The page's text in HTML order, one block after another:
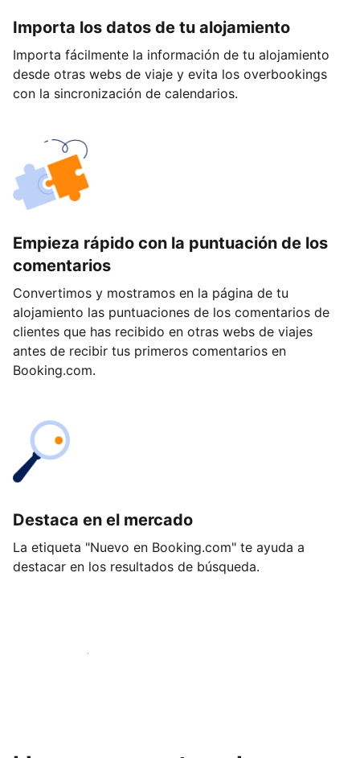
Importa los datos de tu alojamiento
Importa fácilmente la información de tu alojamiento
desde otras webs de viaje y evita los overbookings
con la sincronización de calendarios.
Empieza rápido con la puntuación de los
comentarios
Convertimos y mostramos en la página de tu
alojamiento las puntuaciones de los comentarios de
clientes que has recibido en otras webs de viajes
antes de recibir tus primeros comentarios en
Booking.com.
Destaca en el mercado
La etiqueta "Nuevo en Booking.com" te ayuda a
destacar en los resultados de búsqueda.
Empieza hoy mismo